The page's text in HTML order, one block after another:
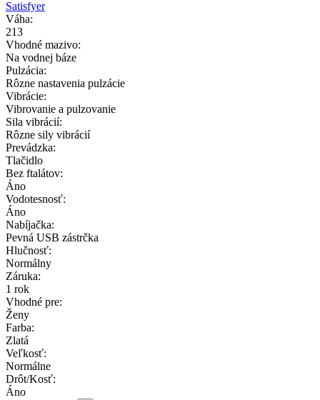
Satisfyer
Váha:
213
Vhodné mazivo:
Na vodnej báze
Pulzácia:
Rôzne nastavenia pulzácie
Vibrácie:
Vibrovanie a pulzovanie
Sila vibrácií:
Rôzne sily vibrácií
Prevádzka:
Tlačidlo
Bez ftalátov:
Áno
Vodotesnosť:
Áno
Nabíjačka:
Pevná USB zástrčka
Hlučnosť:
Normálny
Záruka:
1 rok
Vhodné pre:
Ženy
Farba:
Zlatá
Veľkosť:
Normálne
Drôt/Kosť:
Áno